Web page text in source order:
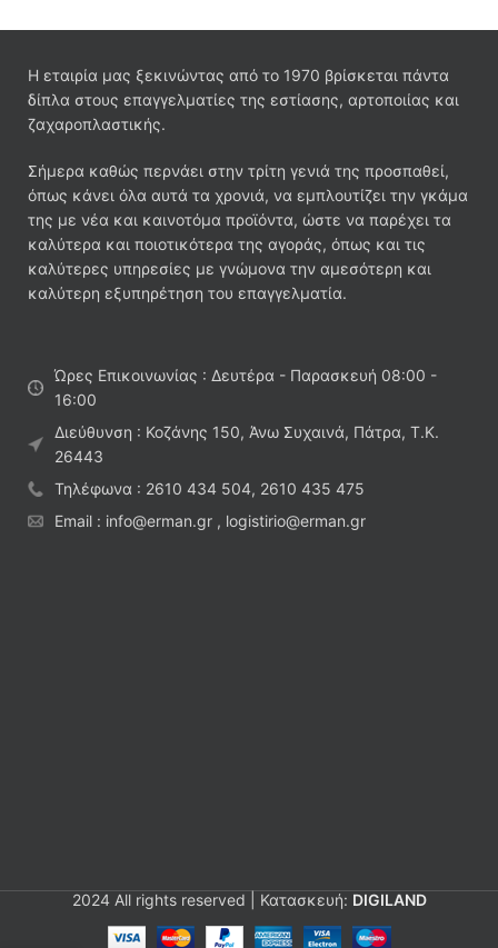
Η εταιρία μας ξεκινώντας από το 1970 βρίσκεται πάντα
δίπλα στους επαγγελματίες της εστίασης, αρτοποιίας και
ζαχαροπλαστικής.
Σήμερα καθώς περνάει στην τρίτη γενιά της προσπαθεί,
όπως κάνει όλα αυτά τα χρονιά, να εμπλουτίζει την γκάμα
της με νέα και καινοτόμα προϊόντα, ώστε να παρέχει τα
καλύτερα και ποιοτικότερα της αγοράς, όπως και τις
καλύτερες υπηρεσίες με γνώμονα την αμεσότερη και
καλύτερη εξυπηρέτηση του επαγγελματία.
Ώρες Επικοινωνίας : Δευτέρα - Παρασκευή 08:00 -
16:00
Διεύθυνση : Κοζάνης 150, Άνω Συχαινά, Πάτρα, Τ.Κ.
26443
Τηλέφωνα : 2610 434 504, 2610 435 475
Email : info@erman.gr , logistirio@erman.gr
2024 All rights reserved | Κατασκευή: DIGILAND